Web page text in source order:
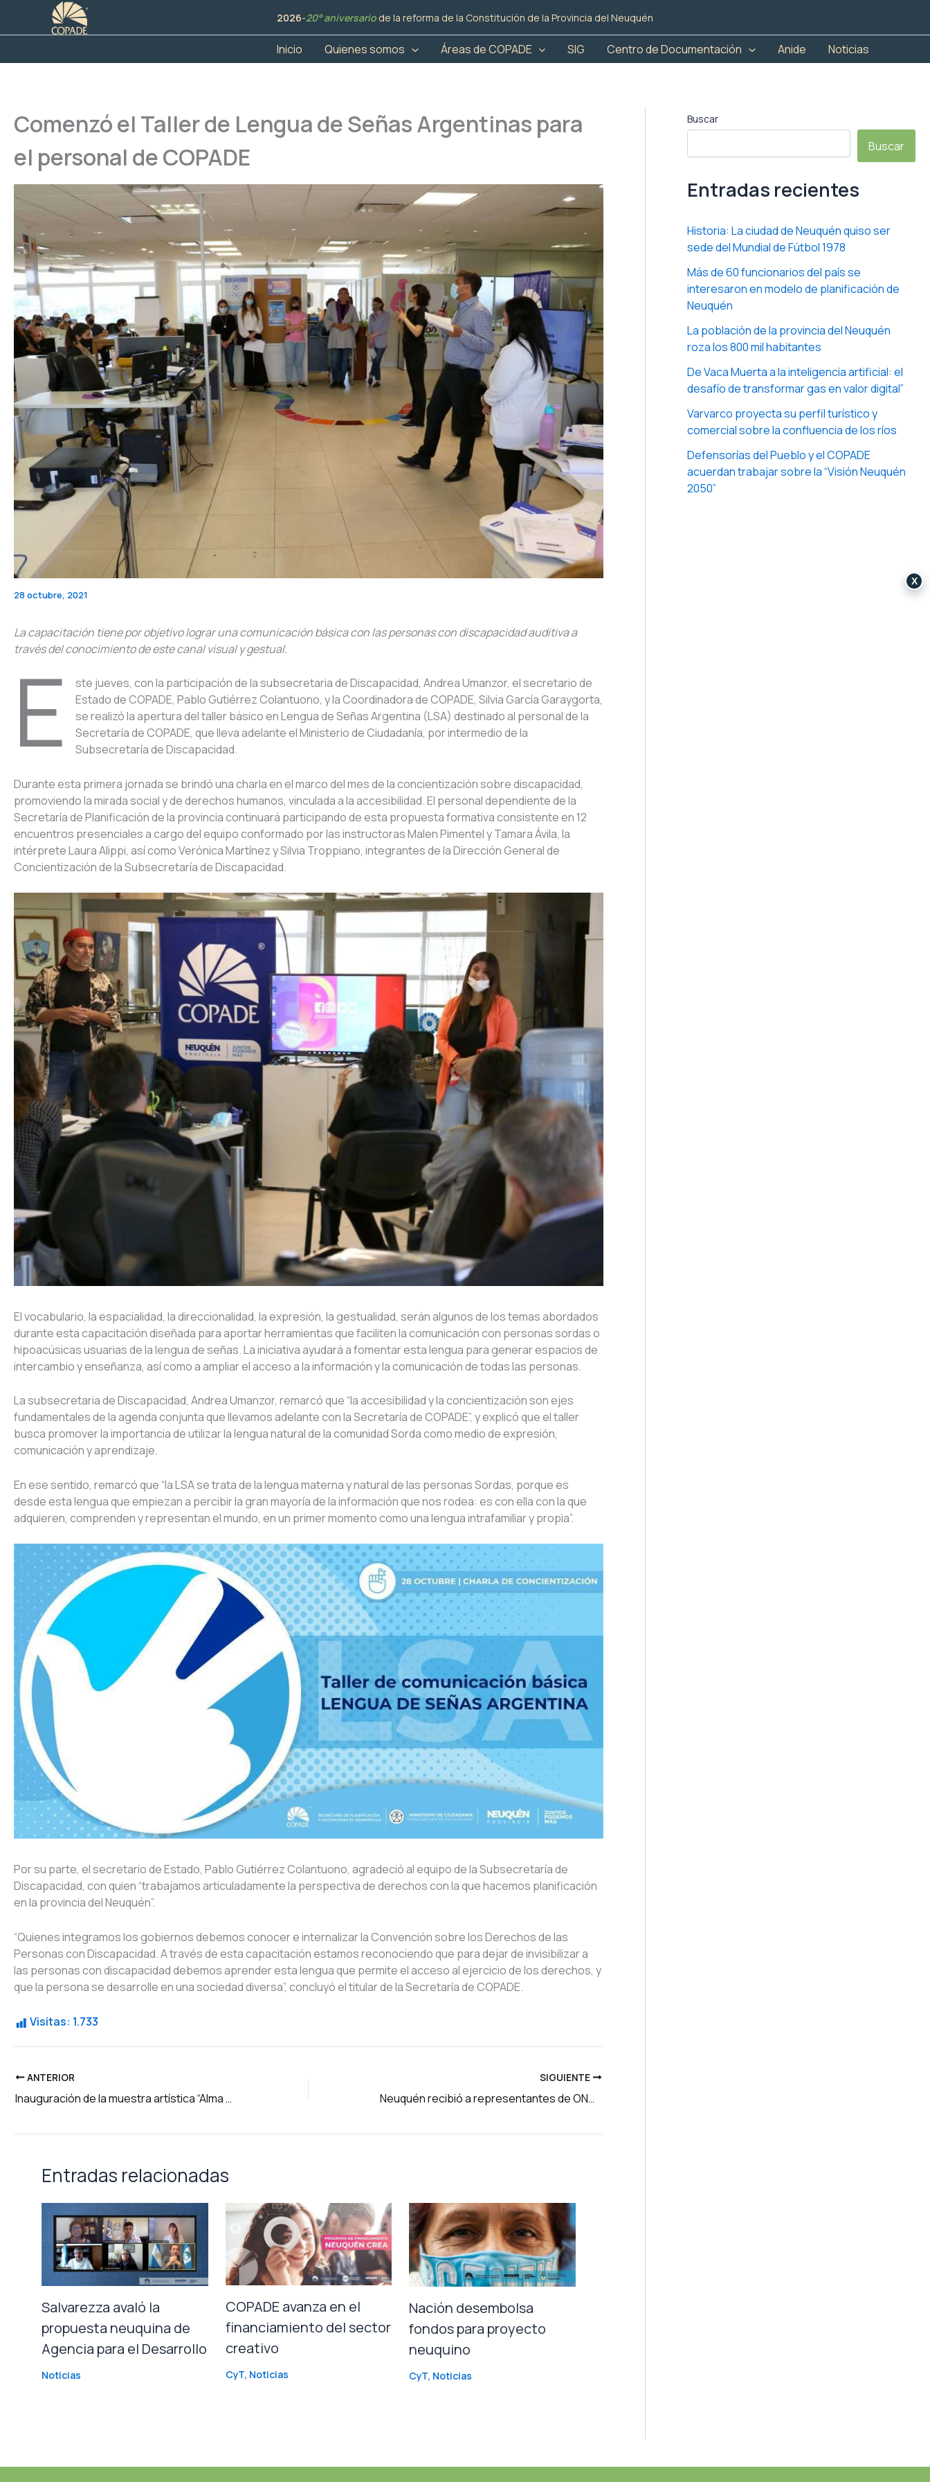
2026-20° aniversario de la reforma de la Constitución de la Provincia del Neuquén
Inicio Quienes somos Áreas de COPADE SIG Centro de Documentación Anide Noticias
Comenzó el Taller de Lengua de Señas Argentinas para
el personal de COPADE
28 octubre, 2021
La capacitación tiene por objetivo lograr una comunicación básica con las personas con discapacidad auditiva a
través del conocimiento de este canal visual y gestual.
E
ste jueves, con la participación de la subsecretaria de Discapacidad, Andrea Umanzor, el secretario de
Estado de COPADE, Pablo Gutiérrez Colantuono, y la Coordinadora de COPADE, Silvia García Garaygorta,
se realizó la apertura del taller básico en Lengua de Señas Argentina (LSA) destinado al personal de la
Secretaría de COPADE, que lleva adelante el Ministerio de Ciudadanía, por intermedio de la
Subsecretaría de Discapacidad.
Durante esta primera jornada se brindó una charla en el marco del mes de la concientización sobre discapacidad,
promoviendo la mirada social y de derechos humanos, vinculada a la accesibilidad. El personal dependiente de la
Secretaría de Planificación de la provincia continuará participando de esta propuesta formativa consistente en 12
encuentros presenciales a cargo del equipo conformado por las instructoras Malen Pimentel y Tamara Ávila, la
intérprete Laura Alippi, así como Verónica Martínez y Silvia Troppiano, integrantes de la Dirección General de
Concientización de la Subsecretaría de Discapacidad.
El vocabulario, la espacialidad, la direccionalidad, la expresión, la gestualidad, serán algunos de los temas abordados
durante esta capacitación diseñada para aportar herramientas que faciliten la comunicación con personas sordas o
hipoacúsicas usuarias de la lengua de señas. La iniciativa ayudará a fomentar esta lengua para generar espacios de
intercambio y enseñanza, así como a ampliar el acceso a la información y la comunicación de todas las personas.
La subsecretaria de Discapacidad, Andrea Umanzor, remarcó que “la accesibilidad y la concientización son ejes
fundamentales de la agenda conjunta que llevamos adelante con la Secretaría de COPADE”, y explicó que el taller
busca promover la importancia de utilizar la lengua natural de la comunidad Sorda como medio de expresión,
comunicación y aprendizaje.
En ese sentido, remarcó que “la LSA se trata de la lengua materna y natural de las personas Sordas, porque es
desde esta lengua que empiezan a percibir la gran mayoría de la información que nos rodea: es con ella con la que
adquieren, comprenden y representan el mundo, en un primer momento como una lengua intrafamiliar y propia”.
Por su parte, el secretario de Estado, Pablo Gutiérrez Colantuono, agradeció al equipo de la Subsecretaría de
Discapacidad, con quien “trabajamos articuladamente la perspectiva de derechos con la que hacemos planificación
en la provincia del Neuquén”.
“Quienes integramos los gobiernos debemos conocer e internalizar la Convención sobre los Derechos de las
Personas con Discapacidad. A través de esta capacitación estamos reconociendo que para dejar de invisibilizar a
las personas con discapacidad debemos aprender esta lengua que permite el acceso al ejercicio de los derechos, y
que la persona se desarrolle en una sociedad diversa”, concluyó el titular de la Secretaría de COPADE.
Visitas: 1.733
ANTERIOR
Inauguración de la muestra artística “Alma y Corazón”
SIGUIENTE
Neuquén recibió a representantes de ONU para analizar avances de la Agenda de Desarrollo Sostenible
Entradas relacionadas
Salvarezza avaló la
propuesta neuquina de
Agencia para el Desarrollo
Noticias
COPADE avanza en el
financiamiento del sector
creativo
CyT, Noticias
Nación desembolsa
fondos para proyecto
neuquino
CyT, Noticias
Buscar
Buscar
Entradas recientes
Historia: La ciudad de Neuquén quiso ser
sede del Mundial de Fútbol 1978
Más de 60 funcionarios del país se
interesaron en modelo de planificación de
Neuquén
La población de la provincia del Neuquén
roza los 800 mil habitantes
De Vaca Muerta a la inteligencia artificial: el
desafío de transformar gas en valor digital”
Varvarco proyecta su perfil turístico y
comercial sobre la confluencia de los ríos
Defensorías del Pueblo y el COPADE
acuerdan trabajar sobre la “Visión Neuquén
2050”
X